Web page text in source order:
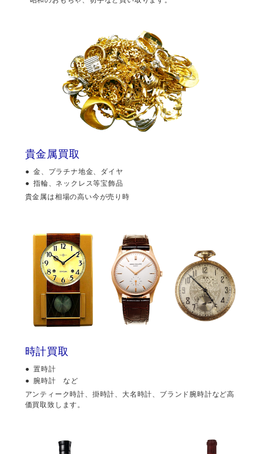
貴金属買取
金、プラチナ地金、ダイヤ
指輪、ネックレス等宝飾品
貴金属は相場の高い今が売り時
時計買取
置時計
腕時計 など
アンティーク時計、掛時計、大名時計、ブランド腕時計など高
価買取致します。